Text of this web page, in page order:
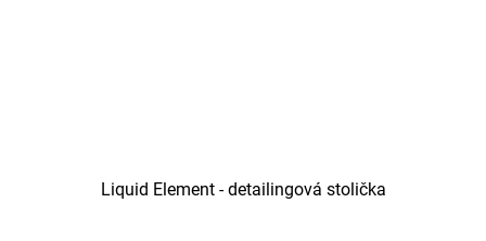
Liquid Element - detailingová stolička